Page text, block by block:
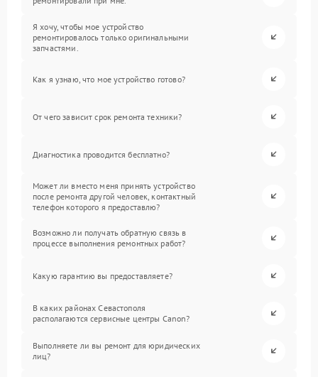
Я хочу, чтобы мое устройство
ремонтировалось только оригинальными
запчастями.
Как я узнаю, что мое устройство готово?
От чего зависит срок ремонта техники?
Диагностика проводится бесплатно?
Может ли вместо меня принять устройство
после ремонта другой человек, контактный
телефон которого я предоставлю?
Возможно ли получать обратную связь в
процессе выполнения ремонтных работ?
Какую гарантию вы предоставляете?
В каких районах Севастополя
располагаются сервисные центры Canon?
Выполняете ли вы ремонт для юридических
лиц?